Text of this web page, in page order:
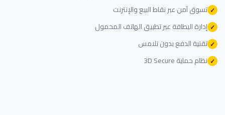
تسوق آمن عبر نقاط البيع والإنترنت
إدارة البطاقة عبر تطبيق الهاتف المحمول
تقنية الدفع بدون تلامس
نظام حماية 3D Secure